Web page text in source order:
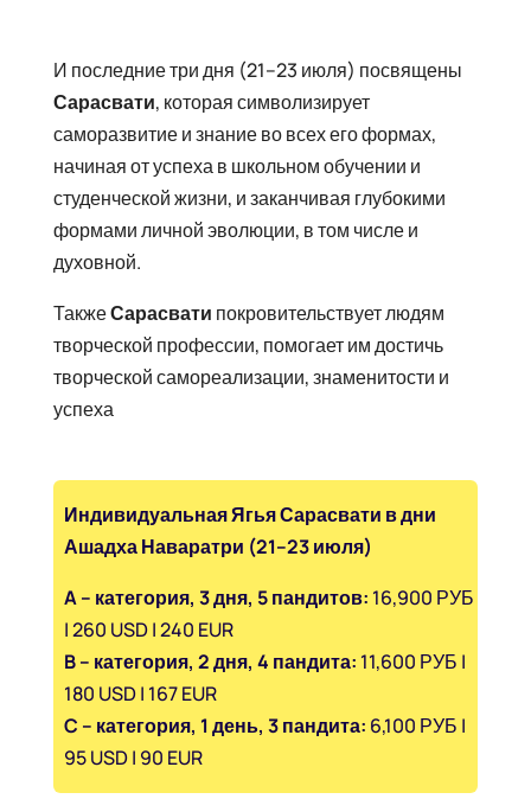
И последние три дня (21–23 июля) посвящены
Сарасвати, которая символизирует
саморазвитие и знание во всех его формах,
начиная от успеха в школьном обучении и
студенческой жизни, и заканчивая глубокими
формами личной эволюции, в том числе и
духовной.
ТакжеСарасвати покровительствует людям
творческой профессии, помогает им достичь
творческой самореализации, знаменитости и
успеха
Индивидуальная Ягья Сарасвати в дни
Ашадха Наваратри (21–23 июля)
A – категория, 3 дня, 5 пандитов: 16,900 РУБ
| 260 USD | 240 EUR
B – категория, 2 дня, 4 пандита: 11,600 РУБ |
180 USD | 167 EUR
C – категория, 1 день, 3 пандита: 6,100 РУБ |
95 USD | 90 EUR